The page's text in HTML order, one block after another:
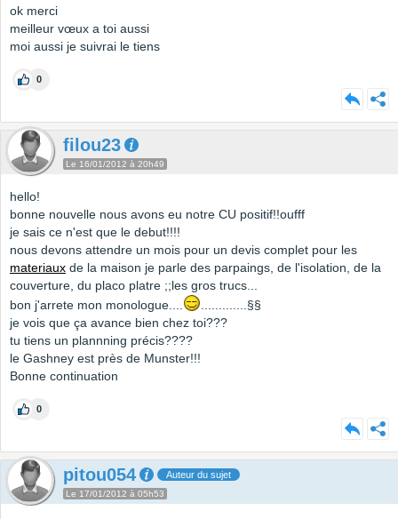
ok merci
meilleur vœux a toi aussi
moi aussi je suivrai le tiens
0
filou23
Le 16/01/2012 à 20h49
hello!
bonne nouvelle nous avons eu notre CU positif!!oufff
je sais ce n'est que le debut!!!!
nous devons attendre un mois pour un devis complet pour les
materiaux de la maison je parle des parpaings, de l'isolation, de la
couverture, du placo platre ;;les gros trucs...
bon j'arrete mon monologue....
.............§§
je vois que ça avance bien chez toi???
tu tiens un plannning précis????
le Gashney est près de Munster!!!
Bonne continuation
0
pitou054 Auteur du sujet
Le 17/01/2012 à 05h53